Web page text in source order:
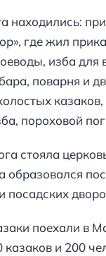
находились:
где жил
изба для
поварня и
пороховой
стояла
образовался
посадских
поехали в
казаков и 200